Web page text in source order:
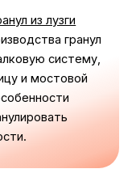
из лузги
гранул
систему,
и мостовой